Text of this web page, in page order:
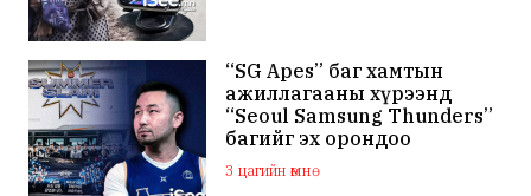
“SG Apes” баг хамтын
ажиллагааны хүрээнд
“Seoul Samsung Thunders”
багийг эх орондоо
төлбөргүй авчирсан нь
Монголын сагсан бөмбөг
3 цагийн өмнө